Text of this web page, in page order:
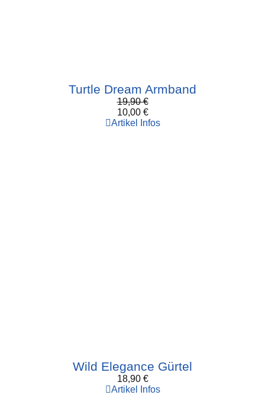
Turtle Dream Armband
19,90€
10,00 €
Artikel Infos
Wild Elegance Gürtel
18,90 €
Artikel Infos